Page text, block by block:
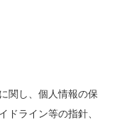
関し、個人情報の保
ドライン等の指針、